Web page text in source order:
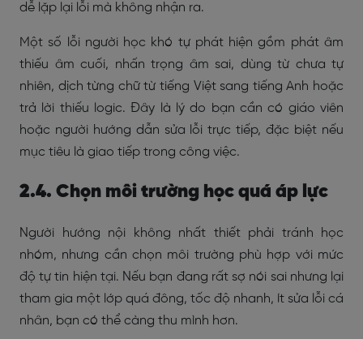
dễ lặp lại lỗi mà không nhận ra.
Một số lỗi người học khó tự phát hiện gồm phát âm
thiếu âm cuối, nhấn trọng âm sai, dùng từ chưa tự
nhiên, dịch từng chữ từ tiếng Việt sang tiếng Anh hoặc
trả lời thiếu logic. Đây là lý do bạn cần có giáo viên
hoặc người hướng dẫn sửa lỗi trực tiếp, đặc biệt nếu
mục tiêu là giao tiếp trong công việc.
2.4. Chọn môi trường học quá áp lực
Người hướng nội không nhất thiết phải tránh học
nhóm, nhưng cần chọn môi trường phù hợp với mức
độ tự tin hiện tại. Nếu bạn đang rất sợ nói sai nhưng lại
tham gia một lớp quá đông, tốc độ nhanh, ít sửa lỗi cá
nhân, bạn có thể càng thu mình hơn.